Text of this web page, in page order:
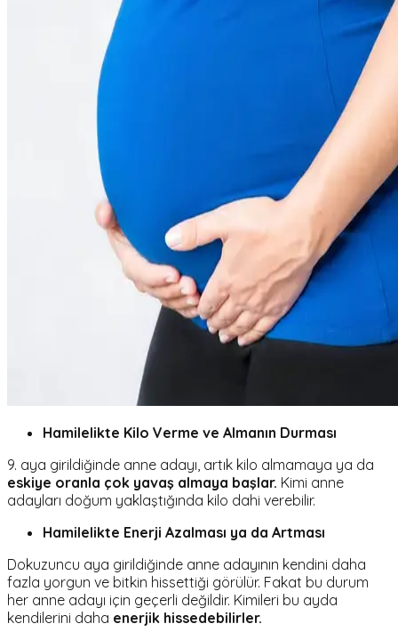
Hamilelikte Kilo Verme ve Almanın Durması
9. aya girildiğinde anne adayı, artık kilo almamaya ya da
eskiye oranla çok yavaş almaya başlar. Kimi anne
adayları doğum yaklaştığında kilo dahi verebilir.
Hamilelikte Enerji Azalması ya da Artması
Dokuzuncu aya girildiğinde anne adayının kendini daha
fazla yorgun ve bitkin hissettiği görülür. Fakat bu durum
her anne adayı için geçerli değildir. Kimileri bu ayda
kendilerini daha enerjik hissedebilirler.